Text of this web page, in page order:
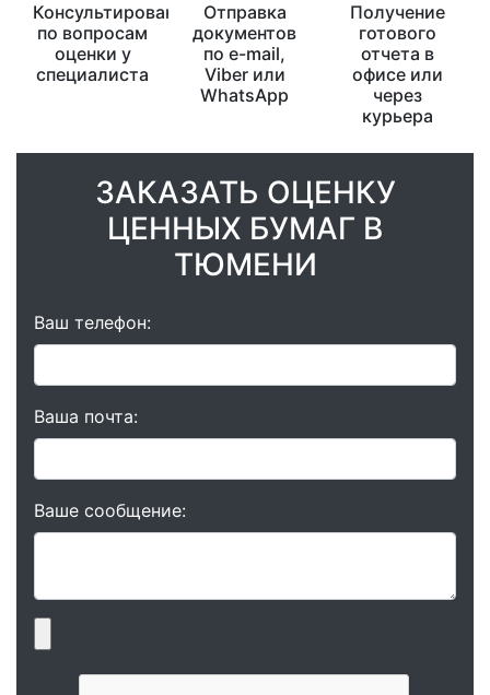
Консультирование
по вопросам
оценки у
специалиста
Отправка
документов
по e-mail,
Viber или
WhatsApp
Получение
готового
отчета в
офисе или
через
курьера
ЗАКАЗАТЬ ОЦЕНКУ
ЦЕННЫХ БУМАГ В
ТЮМЕНИ
Ваш телефон:
Ваша почта:
Ваше сообщение: